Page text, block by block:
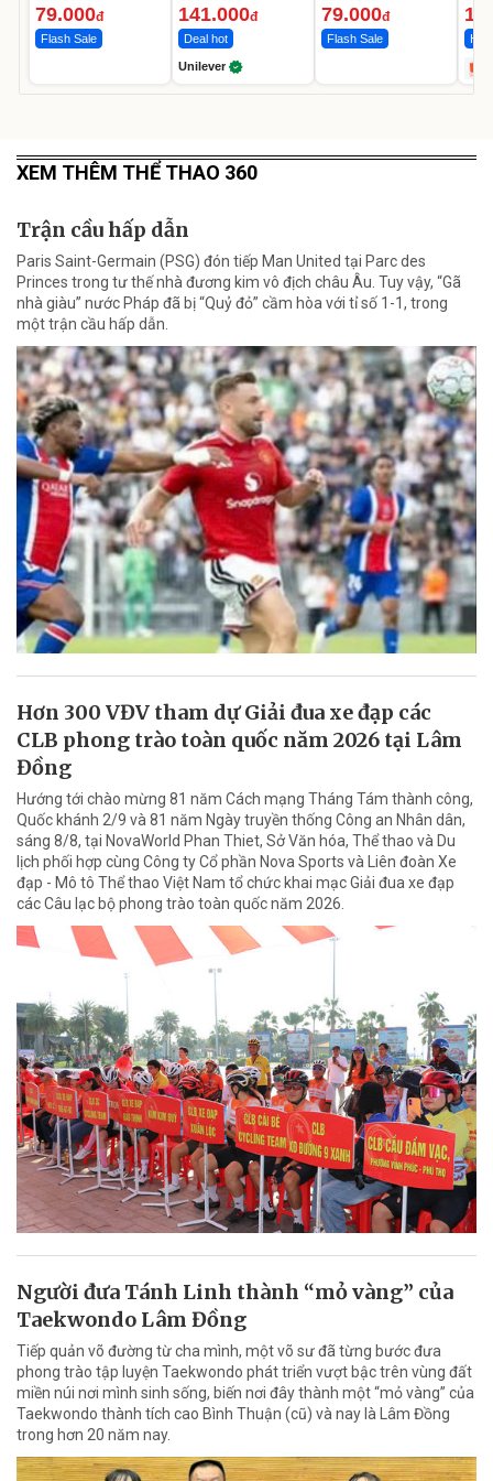
79.000đ
Flash Sale
Ngày
141.000đ
Deal hot
Unilever
79.000đ
Flash Sale Hot
XEM THÊM THỂ THAO 360
Trận cầu hấp dẫn
Paris Saint-Germain (PSG) đón tiếp Man United tại Parc des
Princes trong tư thế nhà đương kim vô địch châu Âu. Tuy vậy, “Gã
nhà giàu” nước Pháp đã bị “Quỷ đỏ” cầm hòa với tỉ số 1-1, trong
một trận cầu hấp dẫn.
Hơn 300 VĐV tham dự Giải đua xe đạp các
CLB phong trào toàn quốc năm 2026 tại Lâm
Đồng
Hướng tới chào mừng 81 năm Cách mạng Tháng Tám thành công,
Quốc khánh 2/9 và 81 năm Ngày truyền thống Công an Nhân dân,
sáng 8/8, tại NovaWorld Phan Thiet, Sở Văn hóa, Thể thao và Du
lịch phối hợp cùng Công ty Cổ phần Nova Sports và Liên đoàn Xe
đạp - Mô tô Thể thao Việt Nam tổ chức khai mạc Giải đua xe đạp
các Câu lạc bộ phong trào toàn quốc năm 2026.
Người đưa Tánh Linh thành “mỏ vàng” của
Taekwondo Lâm Đồng
Tiếp quản võ đường từ cha mình, một võ sư đã từng bước đưa
phong trào tập luyện Taekwondo phát triển vượt bậc trên vùng đất
miền núi nơi mình sinh sống, biến nơi đây thành một “mỏ vàng” của
Taekwondo thành tích cao Bình Thuận (cũ) và nay là Lâm Đồng
trong hơn 20 năm nay.